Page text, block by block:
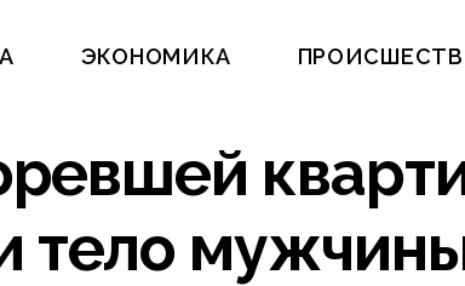
ЭКОНОМИКА
тело